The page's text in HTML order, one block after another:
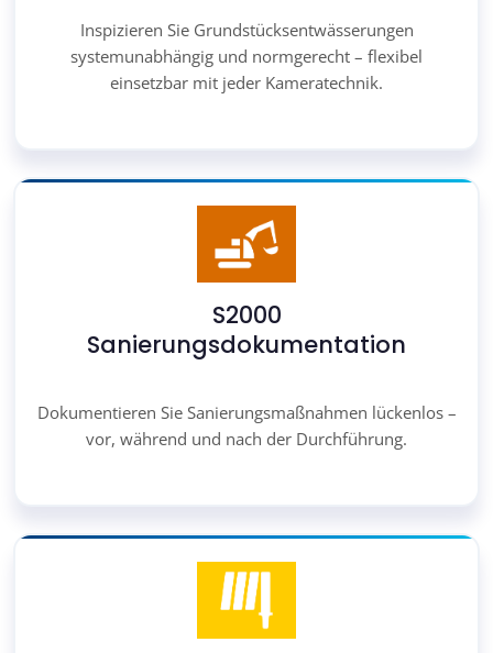
Inspizieren Sie Grundstücksentwässerungen
systemunabhängig und normgerecht – flexibel
einsetzbar mit jeder Kameratechnik.
S2000
Sanierungsdokumentation
Dokumentieren Sie Sanierungsmaßnahmen lückenlos –
vor, während und nach der Durchführung.